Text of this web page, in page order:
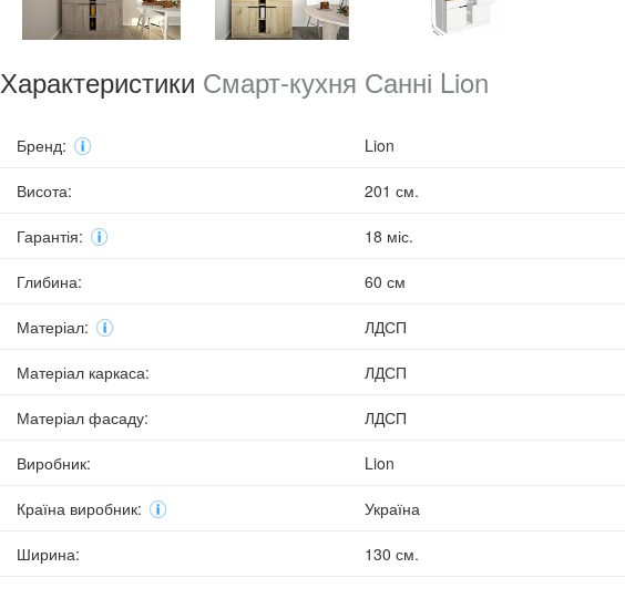
Характеристики Смарт-кухня Санні Lion
Бренд: Lion
Висота: 201 см.
Гарантія: 18 міс.
Глибина: 60 см
Матеріал: ЛДСП
Матеріал каркаса: ЛДСП
Матеріал фасаду: ЛДСП
Виробник: Lion
Країна виробник: Україна
Ширина: 130 см.